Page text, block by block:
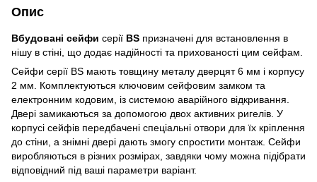
Опис
Вбудовані сейфи серії BS призначені для встановлення в
нішу в стіні, що додає надійності та прихованості цим сейфам.
Сейфи серії BS мають товщину металу дверцят 6 мм і корпусу
2 мм. Комплектуються ключовим сейфовим замком та
електронним кодовим, із системою аварійного відкривання.
Двері замикаються за допомогою двох активних ригелів. У
корпусі сейфів передбачені спеціальні отвори для їх кріплення
до стіни, а знімні двері дають змогу спростити монтаж. Сейфи
виробляються в різних розмірах, завдяки чому можна підібрати
відповідний під ваші параметри варіант.